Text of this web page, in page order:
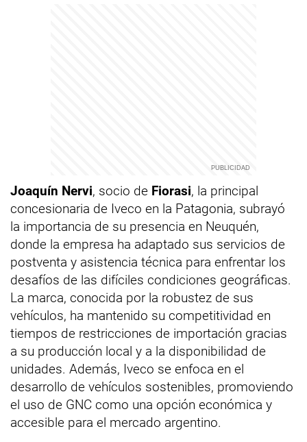
Joaquín Nervi, socio de Fiorasi, la principal
concesionaria de Iveco en la Patagonia, subrayó
la importancia de su presencia en Neuquén,
donde la empresa ha adaptado sus servicios de
postventa y asistencia técnica para enfrentar los
desafíos de las difíciles condiciones geográficas.
La marca, conocida por la robustez de sus
vehículos, ha mantenido su competitividad en
tiempos de restricciones de importación gracias
a su producción local y a la disponibilidad de
unidades. Además, Iveco se enfoca en el
desarrollo de vehículos sostenibles, promoviendo
el uso de GNC como una opción económica y
accesible para el mercado argentino.